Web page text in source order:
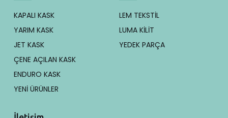
KAPALI KASK
YARIM KASK
JET KASK
ÇENE AÇILAN KASK
ENDURO KASK
YENİ ÜRÜNLER
LEM TEKSTİL
LUMA KİLİT
YEDEK PARÇA